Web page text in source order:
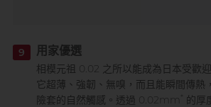
9 用家優選
相模元祖 0.02 之所以能成為日本受歡
它超薄、強韌、無嗅，而且能瞬間傳熱
險套的自然觸感。透過 0.02mm
的厚